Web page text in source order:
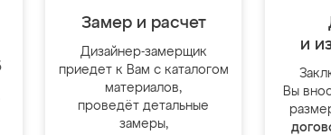
Замер и расчет
Дизайнер-замерщик
приедет к Вам с каталогом
материалов,
проведёт детальные
замеры,
и
Вы